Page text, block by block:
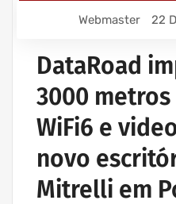
REDE ESTRUTURADA
Webmaster 22
DataRoad
3000
WiFi6 e
novo
Mitrelli em